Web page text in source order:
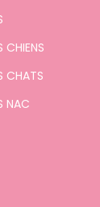
CHIENS
CHATS
NAC